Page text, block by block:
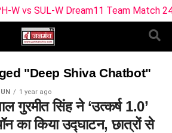
vs SUL-W Dream11 Team Match 24
"Deep Shiva Chatbot"
1 year ago
गुरमीत सिंह ने ‘उत्कर्ष 1.0’
का किया उद्घाटन, छात्रों से